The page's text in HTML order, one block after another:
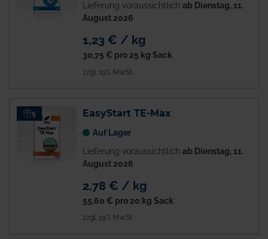
Lieferung voraussichtlich ab Dienstag, 11.
August 2026
1,23 € / kg
30,75 € pro 25 kg Sack
zzgl. 19% MwSt.
5 EasyStart TE-Max
Auf Lager
Lieferung voraussichtlich ab Dienstag, 11.
August 2026
2,78 € / kg
55,60 € pro 20 kg Sack
zzgl. 19% MwSt.